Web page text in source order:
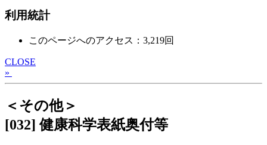
利用統計
このページへのアクセス：3,219回
CLOSE
»
＜その他＞
[032] 健康科学表紙奥付等